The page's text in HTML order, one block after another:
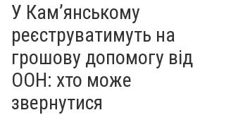
У Кам’янському
реєструватимуть на
грошову допомогу від
ООН: хто може
звернутися